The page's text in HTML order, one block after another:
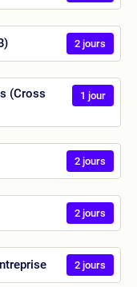
2 jours
(Cross
1 jour
2 jours
2 jours
2 jours